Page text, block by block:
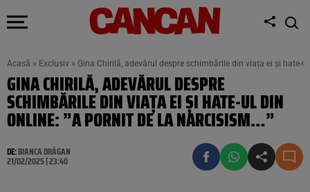
Acasă » Exclusiv » Gina Chirilă, adevărul despre schimbările din viața ei și hate-
GINA CHIRILĂ, ADEVĂRUL DESPRE
SCHIMBĂRILE DIN VIAȚA EI ȘI HATE-UL DIN
ONLINE: ”A PORNIT DE LA NARCISISM…”
DE:BIANCA DRĂGAN
21/02/2025 | 23:40